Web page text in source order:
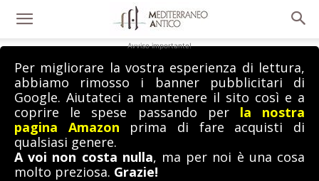
Avviso importante!
Per migliorare la vostra esperienza di lettura,
abbiamo rimosso i banner pubblicitari di
Google. Aiutateci a mantenere il sito così e a
coprire le spese passando per la nostra
pagina Amazon prima di fare acquisti di
qualsiasi genere.
A voi non costa nulla, ma per noi è una cosa
molto preziosa. Grazie!